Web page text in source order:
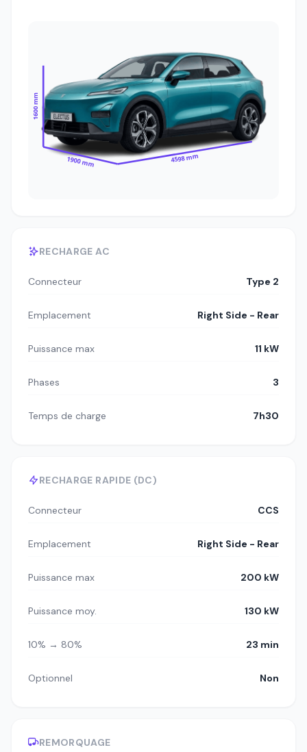
1600 mm
1900 mm 4598 mm
RECHARGE AC
Connecteur Type 2
Emplacement Right Side - Rear
Puissance max 11 kW
Phases 3
Temps de charge 7h30
RECHARGE RAPIDE (DC)
Connecteur CCS
Emplacement Right Side - Rear
Puissance max 200 kW
Puissance moy. 130 kW
10% → 80% 23 min
Optionnel Non
REMORQUAGE